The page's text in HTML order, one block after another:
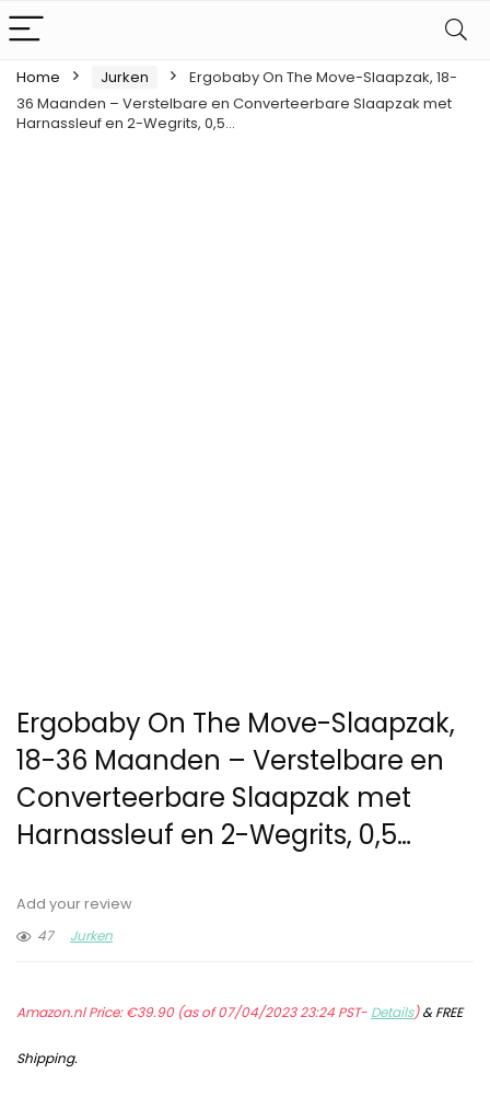
Home Jurken
Ergobaby On The Move-Slaapzak, 18-
36 Maanden – Verstelbare en Converteerbare Slaapzak met
Harnassleuf en 2-Wegrits, 0,5…
Ergobaby On The Move-Slaapzak,
18-36 Maanden – Verstelbare en
Converteerbare Slaapzak met
Harnassleuf en 2-Wegrits, 0,5…
Add your review
47
Jurken
Amazon.nl Price:€39.90(as of 07/04/2023 23:24 PST- Details)&FREE
Shipping.